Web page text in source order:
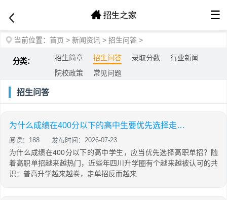
☰
当前位置： 首页 > 新闻资讯 > 招生问答 >
分类： 招生简章 招生问答 录取分数
行业新闻
院校政策
常见问题
招生问答
为什么成绩在400分以下的高中生要优先选择走单招？走单招都有哪些优势？
阅读：188 发布时间：2026-07-23
为什么成绩在400分以下的高中学生，应当优先选择高职单招？随
着高职单招越来越热门，近些年四川升学圈有个越来越被认可的共
识：普高升学越来越卷，走单招反而越来